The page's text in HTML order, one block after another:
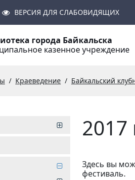
2017
Здесь вы
фестиваль.
ВЕРСИЯ ДЛЯ СЛАБОВИДЯЩИХ
города Байкальска
казенное учреждение
Краеведение Байкальский